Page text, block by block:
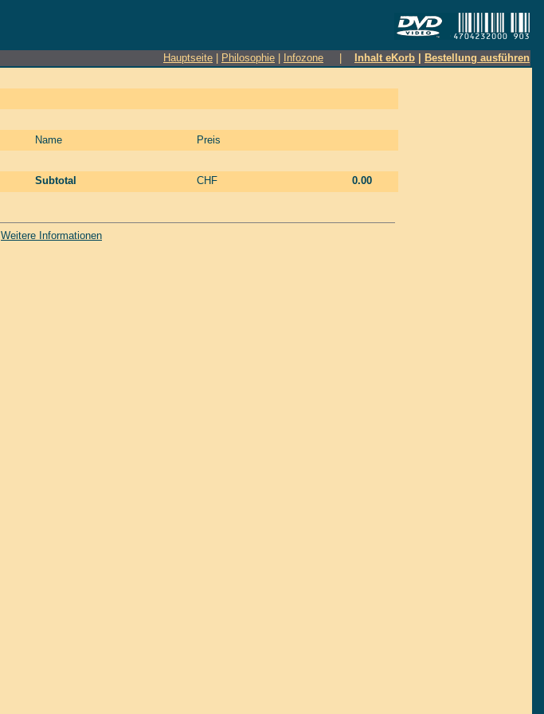
Hauptseite Philosophie Infozone Inhalt eKorb Bestellung ausführen
Name
Preis
Subtotal
CHF 0.00
Weitere Informationen